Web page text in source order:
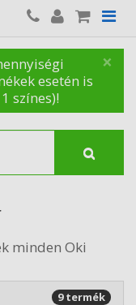
×
esetén is
színes)!
minden Oki
9 termék